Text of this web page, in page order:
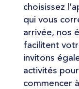
choisissez
qui vous
arrivée, nos
facilitent
invitons
activités
commencer